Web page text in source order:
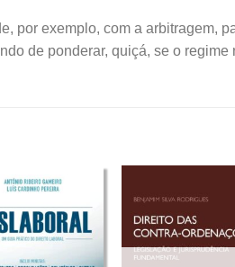
por exemplo, com a arbitragem,
de ponderar, quiçá, se o regime